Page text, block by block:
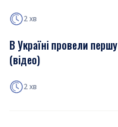
2 хв
В Україні провели
(відео)
2 хв